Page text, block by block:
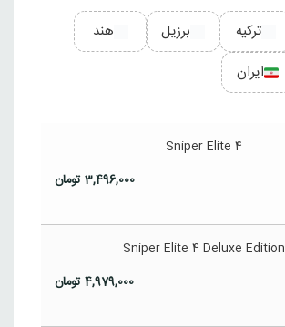
ترکیه برزیل
هند
ایران
Sniper Elite 4
3,496,000تومان
Sniper Elite 4 Deluxe Edition
4,979,000تومان